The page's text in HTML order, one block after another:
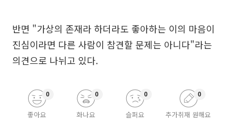
반면 "가상의 존재라 하더라도 좋아하는 이의 마음이
진심이라면 다른 사람이 참견할 문제는 아니다"라는
의견으로 나뉘고 있다.
좋아요
0
화나요
0
슬퍼요
0
추가취재 원해요
0